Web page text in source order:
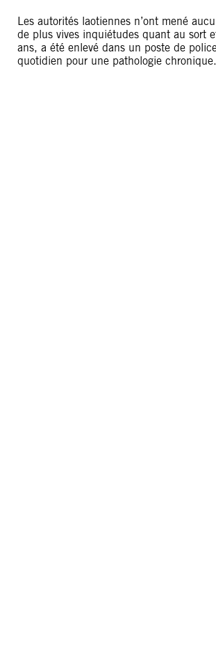
Les autorités laotiennes n’ont mené
de plus vives inquiétudes quant au sort
ans, a été enlevé dans un poste de
quotidien pour une pathologie chronique.